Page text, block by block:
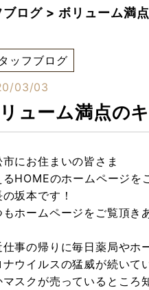
ブログ > ボリューム満
ッフブログ
03/03
ューム満点の
市にお住まいの皆さま
るHOMEのホームページを
の坂本です！
もホームページをご覧頂き
仕事の帰りに毎日薬局やホ
ナウイルスの猛威が続いて
マスクが売っているところ